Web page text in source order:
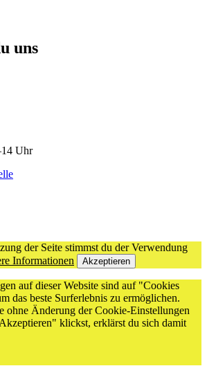
uns
Uhr
der Seite stimmst du der Verwendung
Informationen Akzeptieren
auf dieser Website sind auf "Cookies
das beste Surferlebnis zu ermöglichen.
ohne Änderung der Cookie-Einstellungen
klickst, erklärst du sich damit